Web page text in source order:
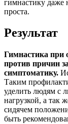
гимнастику даже
проста.
Результат
Гимнастика при
против причин
симптоматику.
Таким
уделить людям с
нагрузкой, а так
сидячем
быть